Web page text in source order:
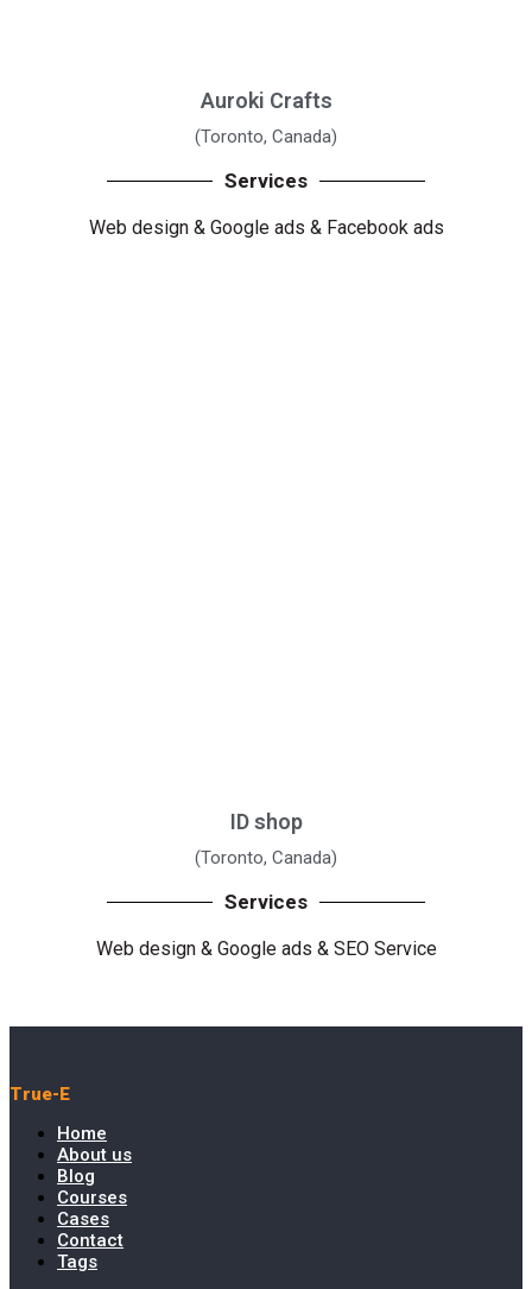
Auroki Crafts
(Toronto, Canada)
Services
Web design & Google ads & Facebook ads
ID shop
(Toronto, Canada)
Services
Web design & Google ads & SEO Service
True-E
Home
About us
Blog
Courses
Cases
Contact
Tags